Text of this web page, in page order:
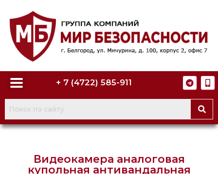
+ 7 (4722) 585-911
Видеокамера аналоговая
купольная антивандальная